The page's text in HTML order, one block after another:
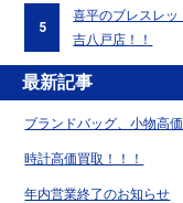
5
喜平のブレスレ
吉八戸店！！
最新記事
ブランドバッグ、小物高
時計高価買取！！！
年内営業終了のお知らせ